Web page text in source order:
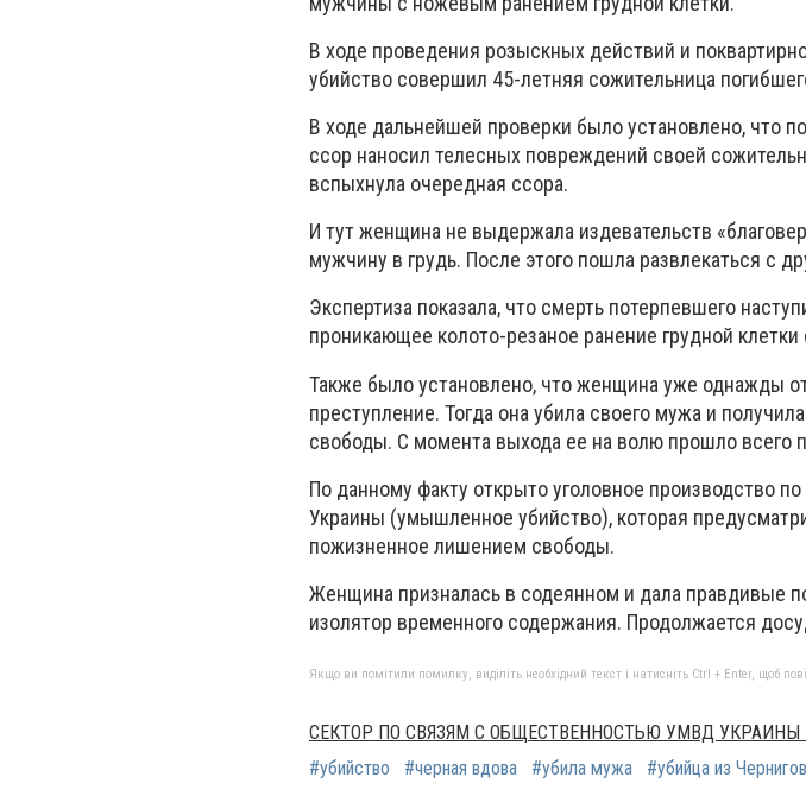
В ходе проведения розыскных действий и
убийство совершил 45-летняя сожительница
В ходе дальнейшей проверки было установлено, что
ссор наносил телесных повреждений своей
вспыхнула очередная ссора.
И тут женщина не выдержала издевательств
мужчину в грудь. После этого пошла развлекаться с
Экспертиза показала, что смерть потерпевшего
проникающее колото-резаное ранение грудной
Также было установлено, что женщина уже однажды
преступление. Тогда она убила своего мужа и
свободы. С момента выхода ее на волю прошло всего
По данному факту открыто уголовное производство
Украины (умышленное убийство), которая
пожизненное лишением свободы.
Женщина призналась в содеянном и дала правдивые
изолятор временного содержания. Продолжается
Якщо ви помітили помилку, виділіть необхідний текст і натисніть Ctrl + Enter, щоб
СЕКТОР ПО СВЯЗЯМ С ОБЩЕСТВЕННОСТЬЮ УМВД УКРАИНЫ
#убийство
#черная вдова #убила мужа #убийца из